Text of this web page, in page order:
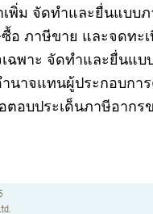
พิ่ม จัดทำและยื่นแบบ
อ ภาษีขาย และจดทะ
ฉพาะ จัดทำและยื่นแบ
นาจแทนผู้ประกอบกา
ตอบประเด็นภาษีอากร